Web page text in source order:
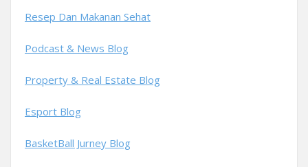
Resep Dan Makanan Sehat
Podcast & News Blog
Property & Real Estate Blog
Esport Blog
BasketBall Jurney Blog